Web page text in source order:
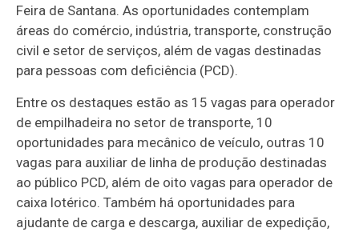
Feira de Santana. As oportunidades contemplam
áreas do comércio, indústria, transporte, construção
civil e setor de serviços, além de vagas destinadas
para pessoas com deficiência (PCD).
Entre os destaques estão as 15 vagas para operador
de empilhadeira no setor de transporte, 10
oportunidades para mecânico de veículo, outras 10
vagas para auxiliar de linha de produção destinadas
ao público PCD, além de oito vagas para operador de
caixa lotérico. Também há oportunidades para
ajudante de carga e descarga, auxiliar de expedição,